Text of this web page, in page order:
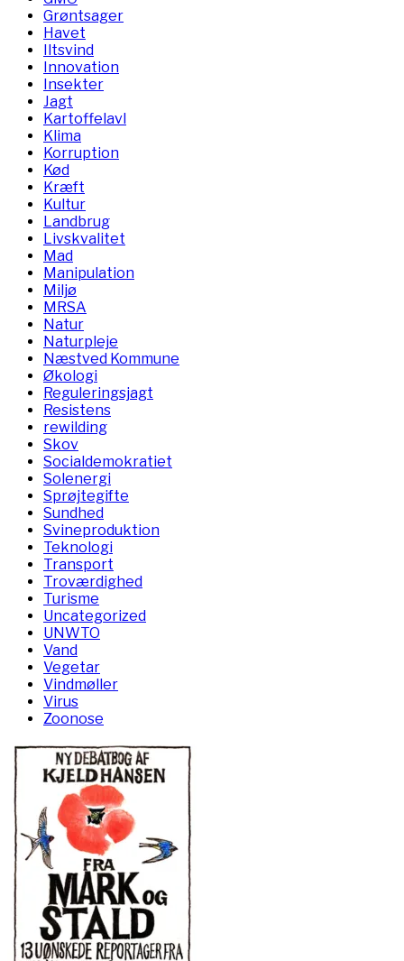
Grøntsager
Havet
Iltsvind
Innovation
Insekter
Jagt
Kartoffelavl
Klima
Korruption
Kød
Kræft
Kultur
Landbrug
Livskvalitet
Mad
Manipulation
Miljø
MRSA
Natur
Naturpleje
Næstved Kommune
Økologi
Reguleringsjagt
Resistens
rewilding
Skov
Socialdemokratiet
Solenergi
Sprøjtegifte
Sundhed
Svineproduktion
Teknologi
Transport
Troværdighed
Turisme
Uncategorized
UNWTO
Vand
Vegetar
Vindmøller
Virus
Zoonose